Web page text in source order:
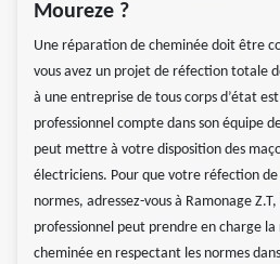
Moureze ?
Une réparation de cheminée doit être
vous avez un projet de réfection totale
à une entreprise de tous corps d’état
professionnel compte dans son équipe
peut mettre à votre disposition des
électriciens. Pour que votre réfection de
normes, adressez-vous à Ramonage
professionnel peut prendre en charge
cheminée en respectant les normes